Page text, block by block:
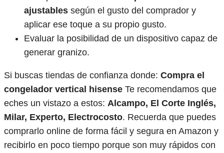
ajustables según el gusto del comprador y
aplicar ese toque a su propio gusto.
Evaluar la posibilidad de un dispositivo capaz de
generar granizo.
Si buscas tiendas de confianza donde: Compra el
congelador vertical hisense Te recomendamos que
eches un vistazo a estos: Alcampo, El Corte Inglés,
Milar, Experto, Electrocosto. Recuerda que puedes
comprarlo online de forma fácil y segura en Amazon y
recibirlo en poco tiempo porque son muy rápidos con